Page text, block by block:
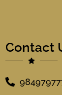
Contact